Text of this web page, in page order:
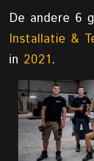
De andere 6
Installatie &
in 2021.